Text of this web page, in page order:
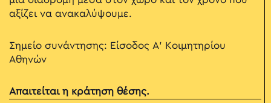
αξίζει να ανακαλύψουμε.
Σημείο συνάντησης: Eίσοδος Α' Κοιμητηρίου
Αθηνών
Απαιτείται η κράτηση θέσης.